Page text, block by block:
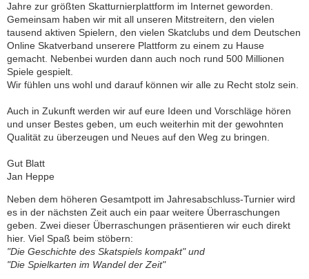
Jahre zur größten Skatturnierplattform im Internet geworden.
Gemeinsam haben wir mit all unseren Mitstreitern, den vielen
tausend aktiven Spielern, den vielen Skatclubs und dem Deutschen
Online Skatverband unserere Plattform zu einem zu Hause
gemacht. Nebenbei wurden dann auch noch rund 500 Millionen
Spiele gespielt.
Wir fühlen uns wohl und darauf können wir alle zu Recht stolz sein.
Auch in Zukunft werden wir auf eure Ideen und Vorschläge hören
und unser Bestes geben, um euch weiterhin mit der gewohnten
Qualität zu überzeugen und Neues auf den Weg zu bringen.
Gut Blatt
Jan Heppe
Neben dem höheren Gesamtpott im Jahresabschluss-Turnier wird
es in der nächsten Zeit auch ein paar weitere Überraschungen
geben. Zwei dieser Überraschungen präsentieren wir euch direkt
hier. Viel Spaß beim stöbern:
"Die Geschichte des Skatspiels kompakt" und
"Die Spielkarten im Wandel der Zeit"